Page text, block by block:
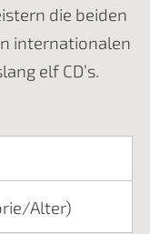
die beiden
internationalen
elf CD’s.
Alter)